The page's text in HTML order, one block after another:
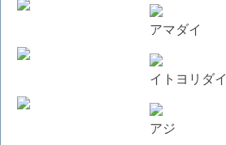
アマダイ
イトヨリダイ
アジ